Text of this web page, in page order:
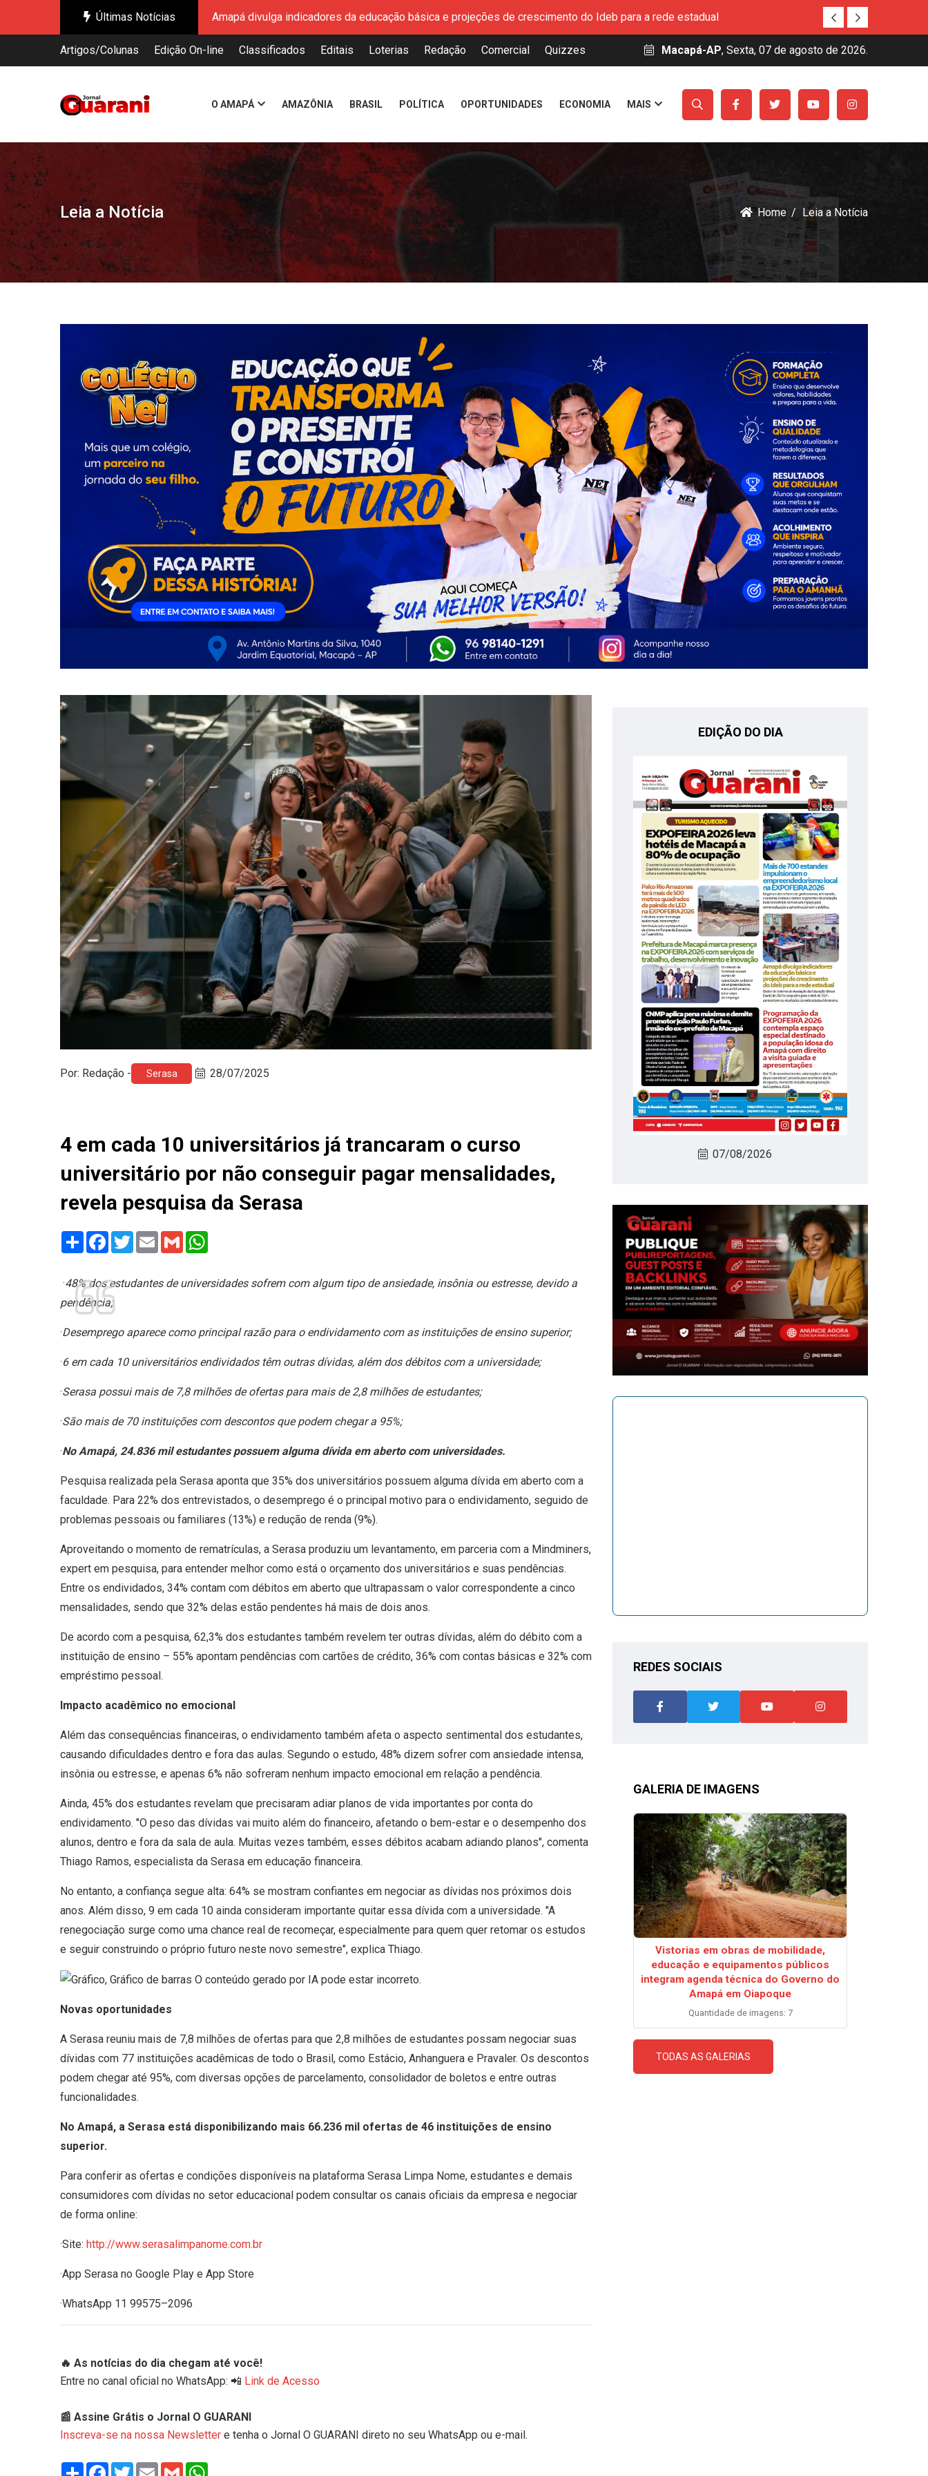
Últimas Notícias
CNMP aplica pena máxima e demite promotor João Paulo Furlan, irmão do ex-prefeito de Macapá
Municípios do Amapá se reúnem para fortalecer políticas ações que garantam os direitos de crianças indígenas e quilombolas no
estado
Dia dos Pais acende alerta para segurança nas compras
Amapá divulga indicadores da educação básica e projeções de crescimento do Ideb para a rede estadual
CNMP aplica pena máxima e demite promotor João Paulo Furlan, irmão do ex-prefeito de Macapá
Municípios do Amapá se reúnem para fortalecer políticas ações que garantam os direitos de crianças indígenas e quilombolas no
estado
Sistema FIEPA reforça parceria institucional com o setor mineral durante V Congresso Técnico Simineral
Terminam nesta sexta, 06, as inscrições para o curso de Cuidadora de idosos
Dia dos Pais acende alerta para segurança nas compras
Artigos/Colunas Edição On-line Classificados Editais Loterias Redação Comercial Quizzes Macapá-AP, Sexta, 07 de agosto de 2026.
O AMAPÁ AMAZÔNIA BRASIL POLÍTICA OPORTUNIDADES ECONOMIA MAIS
Leia a Notícia Home Leia a Notícia
Por: Redação - Serasa 28/07/2025
4 em cada 10 universitários já trancaram o curso
universitário por não conseguir pagar mensalidades,
revela pesquisa da Serasa
Share Facebook
TwitterEmail Gmail
·48% dos estudantes de universidades sofrem com algum tipo de ansiedade, insônia ou estresse, devido a
pendência;
·Desemprego aparece como principal razão para o endividamento com as instituições de ensino superior;
·6 em cada 10 universitários endividados têm outras dívidas, além dos débitos com a universidade;
·Serasa possui mais de 7,8 milhões de ofertas para mais de 2,8 milhões de estudantes;
·São mais de 70 instituições com descontos que podem chegar a 95%;
·No Amapá, 24.836 mil estudantes possuem alguma dívida em aberto com universidades.
Pesquisa realizada pela Serasa aponta que 35% dos universitários possuem alguma dívida em aberto com a
faculdade. Para 22% dos entrevistados, o desemprego é o principal motivo para o endividamento, seguido de
problemas pessoais ou familiares (13%) e redução de renda (9%).
Aproveitando o momento de rematrículas, a Serasa produziu um levantamento, em parceria com a Mindminers,
expert em pesquisa, para entender melhor como está o orçamento dos universitários e suas pendências.
Entre os endividados, 34% contam com débitos em aberto que ultrapassam o valor correspondente a cinco
mensalidades, sendo que 32% delas estão pendentes há mais de dois anos.
De acordo com a pesquisa, 62,3% dos estudantes também revelem ter outras dívidas, além do débito com a
instituição de ensino – 55% apontam pendências com cartões de crédito, 36% com contas básicas e 32% com
empréstimo pessoal.
Impacto acadêmico no emocional
Além das consequências financeiras, o endividamento também afeta o aspecto sentimental dos estudantes,
causando dificuldades dentro e fora das aulas. Segundo o estudo, 48% dizem sofrer com ansiedade intensa,
insônia ou estresse, e apenas 6% não sofreram nenhum impacto emocional em relação a pendência.
Ainda, 45% dos estudantes revelam que precisaram adiar planos de vida importantes por conta do
endividamento. "O peso das dívidas vai muito além do financeiro, afetando o bem-estar e o desempenho dos
alunos, dentro e fora da sala de aula. Muitas vezes também, esses débitos acabam adiando planos", comenta
Thiago Ramos, especialista da Serasa em educação financeira.
No entanto, a confiança segue alta: 64% se mostram confiantes em negociar as dívidas nos próximos dois
anos. Além disso, 9 em cada 10 ainda consideram importante quitar essa dívida com a universidade. "A
renegociação surge como uma chance real de recomeçar, especialmente para quem quer retomar os estudos
e seguir construindo o próprio futuro neste novo semestre", explica Thiago.
Novas oportunidades
A Serasa reuniu mais de 7,8 milhões de ofertas para que 2,8 milhões de estudantes possam negociar suas
dívidas com 77 instituições acadêmicas de todo o Brasil, como Estácio, Anhanguera e Pravaler. Os descontos
podem chegar até 95%, com diversas opções de parcelamento, consolidador de boletos e entre outras
funcionalidades.
No Amapá, a Serasa está disponibilizando mais 66.236 mil ofertas de 46 instituições de ensino
superior.
Para conferir as ofertas e condições disponíveis na plataforma Serasa Limpa Nome, estudantes e demais
consumidores com dívidas no setor educacional podem consultar os canais oficiais da empresa e negociar
de forma online:
·Site: http://www.serasalimpanome.com.br
·App Serasa no Google Play e App Store
·WhatsApp 11 99575–2096
🔥 As notícias do dia chegam até você!
Entre no canal oficial no WhatsApp: 📲 Link de Acesso
📰 Assine Grátis o Jornal O GUARANI
Inscreva-se na nossa Newsletter e tenha o Jornal O GUARANI direto no seu WhatsApp ou e-mail.
Share Facebook
TwitterEmail Gmail
EDIÇÃO DO DIA
07/08/2026
REDES SOCIAIS
GALERIA DE IMAGENS
Vistorias em obras de mobilidade,
educação e equipamentos públicos
integram agenda técnica do Governo do
Amapá em Oiapoque
Quantidade de imagens: 7
TODAS AS GALERIAS